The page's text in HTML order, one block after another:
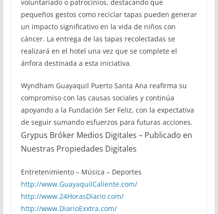
voluntariado o patrocinios, destacando que
pequeños gestos como reciclar tapas pueden generar
un impacto significativo en la vida de niños con
cáncer. La entrega de las tapas recolectadas se
realizará en el hotel una vez que se complete el
ánfora destinada a esta iniciativa.
Wyndham Guayaquil Puerto Santa Ana reafirma su
compromiso con las causas sociales y continúa
apoyando a la Fundación Ser Feliz, con la expectativa
de seguir sumando esfuerzos para futuras acciones.
Grypus Bróker Medios Digitales – Publicado en
Nuestras Propiedades Digitales
Entretenimiento – Música – Deportes
http://www.GuayaquilCaliente.com/
http://www.24HorasDiario.com/
http://www.DiarioExxtra.com/